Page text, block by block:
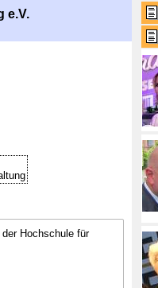
e.V.
Hochschule für